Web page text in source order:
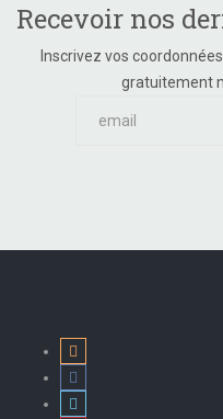
Recevoir nos
Inscrivez vos
gratuitement